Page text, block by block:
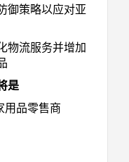
御策略以应对亚
物流服务并增加
是
用品零售商